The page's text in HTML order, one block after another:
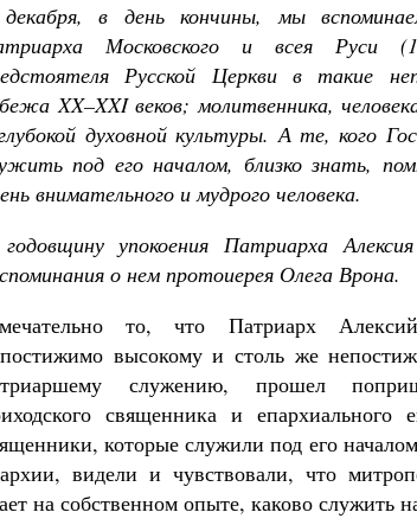
в день кончины, мы
Московского и всея Руси
Русской Церкви в такие
XX–XXI веков; молитвенника,
духовной культуры. А те, кого
под его началом, близко знать,
внимательного и мудрого человека.
упокоения Патриарха
о нем протоиерея Олега Врона.
то, что Патриарх
высокому и столь же
служению, прошел
священника и епархиального
которые служили под его
видели и чувствовали, что
на собственном опыте, каково служить